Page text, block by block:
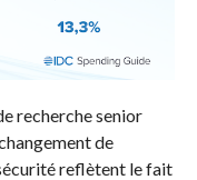
recherche senior
de
reflètent le fait